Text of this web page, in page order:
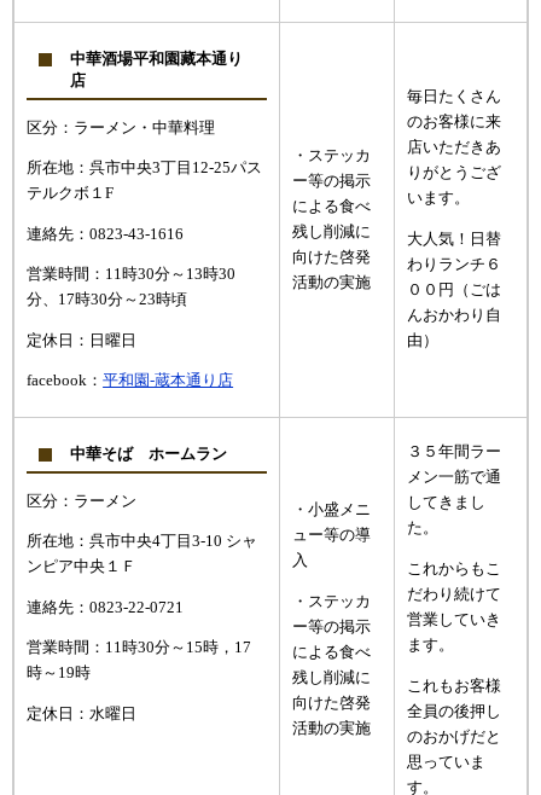
中華酒場平和園藏本通り
店
区分：ラーメン・中華料理
所在地：呉市中央3丁目12-25パス
テルクボ１F
連絡先：0823-43-1616
営業時間：11時30分～13時30
分、17時30分～23時頃
定休日：日曜日
facebook：平和園-蔵本通り店
・ステッカ
ー等の掲示
による食べ
残し削減に
向けた啓発
活動の実施
毎日たくさん
のお客様に来
店いただきあ
りがとうござ
います。
大人気！日替
わりランチ６
００円（ごは
んおかわり自
由）
中華そば ホームラン
区分：ラーメン
所在地：呉市中央4丁目3-10 シャ
ンピア中央１Ｆ
連絡先：0823-22-0721
営業時間：11時30分～15時，17
時～19時
定休日：水曜日
・小盛メニ
ュー等の導
入
・ステッカ
ー等の掲示
による食べ
残し削減に
向けた啓発
活動の実施
３５年間ラー
メン一筋で通
してきまし
た。
これからもこ
だわり続けて
営業していき
ます。
これもお客様
全員の後押し
のおかげだと
思っていま
す。